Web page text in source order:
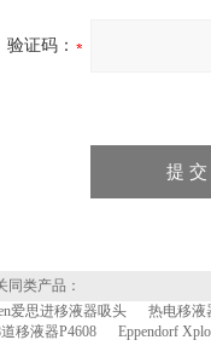
验证码：
类产品：
爱思进移液器吸头
热电移液
移液器P4608
Eppendorf